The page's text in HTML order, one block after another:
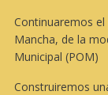
Continuaremos el
Mancha, de la
Municipal (POM)
Construiremos